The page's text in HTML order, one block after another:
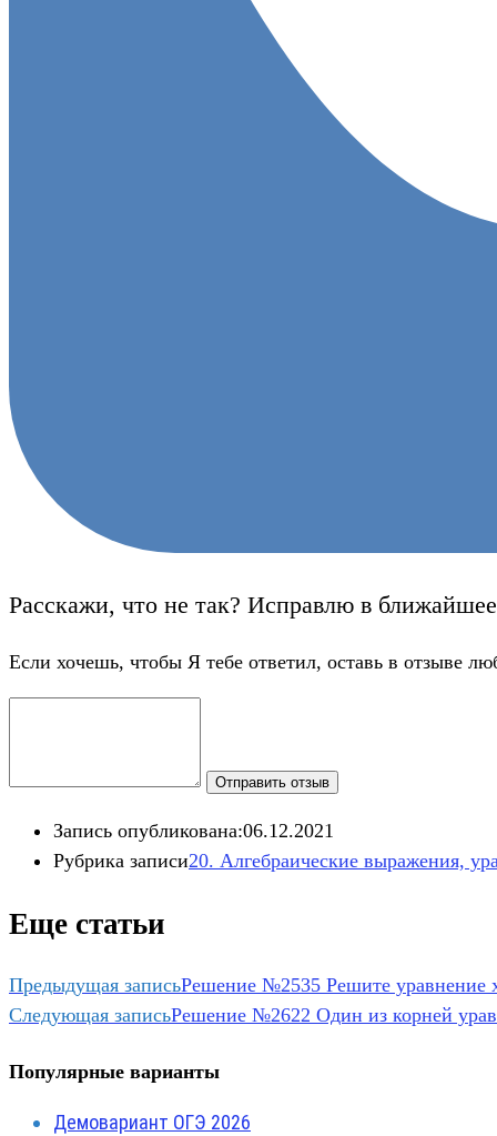
Расскажи, что не так? Исправлю в
Если хочешь, чтобы Я тебе ответил, оставь в отзыве
Отправить отзыв
Запись опубликована:06.12.2021
Рубрика записи20. Алгебраические выражения,
Еще статьи
Предыдущая записьРешение №2535 Решите уравнение
Следующая записьРешение №2622 Один из корней
Популярные варианты
Демовариант ОГЭ 2026